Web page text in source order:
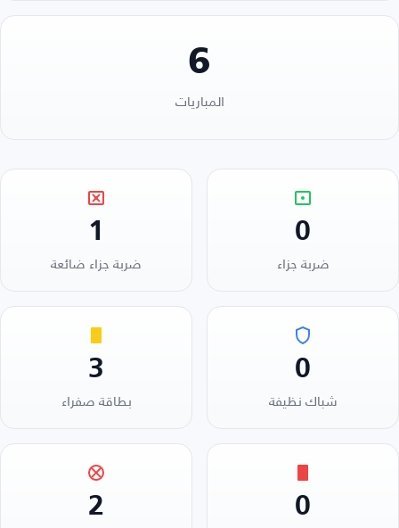
6
المباريات
0
ضربة جزاء
1
ضربة جزاء ضائعة
0
شباك نظيفة
3
بطاقة صفراء
0
2